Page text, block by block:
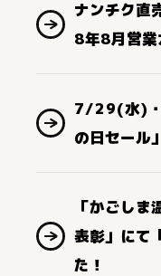
ナンチク直
8年8月営業
7/29(水)・
の日セール
「かごし
表彰」にて
た！